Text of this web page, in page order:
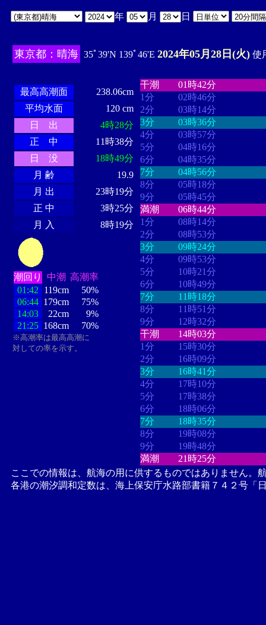
年 月 日
東京都：晴海 35ﾟ39'N 139ﾟ46'E 2024年05月28日(火) 使
最高高潮面
238.06cm
平均水面
120 cm
日 出
4時28分
正 中
11時38分
日 没
18時49分
月 齢
19.9
月 出
23時19分
正 中
3時25分
月 入
8時19分
潮回り 中潮 高潮率
01:42
119cm
50%
06:44 179cm
75%
14:03
22cm
9%
21:25 168cm 70%
※高潮率は最高高潮に
対しての率を示す。
干潮
01時42分
1分
02時46分
2分
03時14分
3分
03時36分
4分
03時57分
5分
04時16分
6分
04時35分
7分
04時56分
8分
05時18分
9分
05時45分
満潮
06時44分
1分
08時14分
2分
08時53分
3分
09時24分
4分
09時53分
5分
10時21分
6分
10時49分
7分
11時18分
8分
11時51分
9分
12時32分
干潮
14時03分
1分
15時30分
2分
16時09分
3分
16時41分
4分
17時10分
5分
17時38分
6分
18時06分
7分
18時35分
8分
19時08分
9分
19時48分
満潮
21時25分
ここでの情報は、航海の用に供するものではありません。
各港の潮汐調和定数は、海上保安庁水路部書籍７４２号「